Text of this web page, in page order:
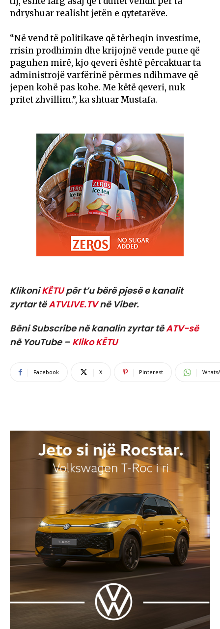
ndryshuar realisht jetën e qytetarëve.
“Në vend të politikave që tërheqin investime,
rrisin prodhimin dhe krijojnë vende pune që
paguhen mirë, kjo qeveri është përcaktuar ta
administrojë varfërinë përmes ndihmave që
jepen kohë pas kohe. Me këtë qeveri, nuk
pritet zhvillim.”, ka shtuar Mustafa.
KlikoniKËTUpër t’u bërë pjesë e kanalit
zyrtar tëATVLIVE.TVnë Viber.
Bëni Subscribe në kanalin zyrtar tëATV-së
në YouTube – Kliko KËTU
Facebook X Pinterest